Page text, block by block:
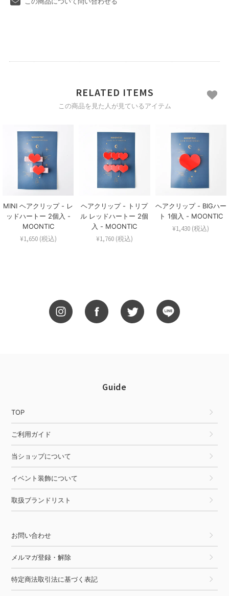
RELATED ITEMS
この商品を見た人が見ているアイテム
MINI ヘアクリップ - レ
ッドハートー 2個入 -
MOONTIC
¥1,650 (税込)
ヘアクリップ - トリプ
ル レッドハートー 2個
入 - MOONTIC
¥1,760 (税込)
ヘアクリップ - BIGハー
ト 1個入 - MOONTIC
¥1,430 (税込)
Guide
TOP
ご利用ガイド
当ショップについて
イベント装飾について
取扱ブランドリスト
お問い合わせ
メルマガ登録・解除
特定商法取引法に基づく表記